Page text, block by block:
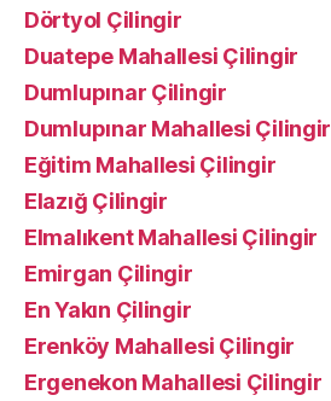
Dörtyol Çilingir
Duatepe Mahallesi Çilingir
Dumlupınar Çilingir
Dumlupınar Mahallesi Çilingir
Eğitim Mahallesi Çilingir
Elazığ Çilingir
Elmalıkent Mahallesi Çilingir
Emirgan Çilingir
En Yakın Çilingir
Erenköy Mahallesi Çilingir
Ergenekon Mahallesi Çilingir